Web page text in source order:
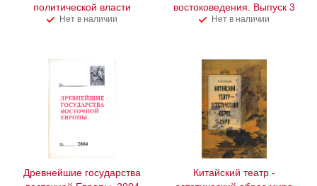
политической власти
Нет в наличии
востоковедения. Выпуск 3
Нет в наличии
Древнейшие государства
Китайский театр -